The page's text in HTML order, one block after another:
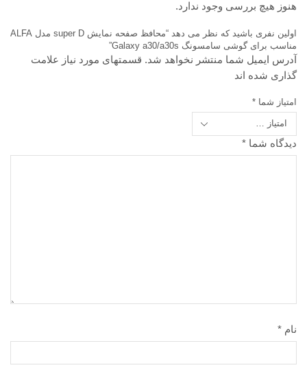
هنوز هیچ بررسی وجود ندارد.
اولین نفری باشید که نظر می دهد “محافظ صفحه نمایش super D مدل ALFA
مناسب برای گوشی سامسونگ Galaxy a30/a30s”
آدرس ایمیل شما منتشر نخواهد شد. قسمتهای مورد نیاز علامت
گذاری شده اند
امتیاز شما *
دیدگاه شما *
نام *